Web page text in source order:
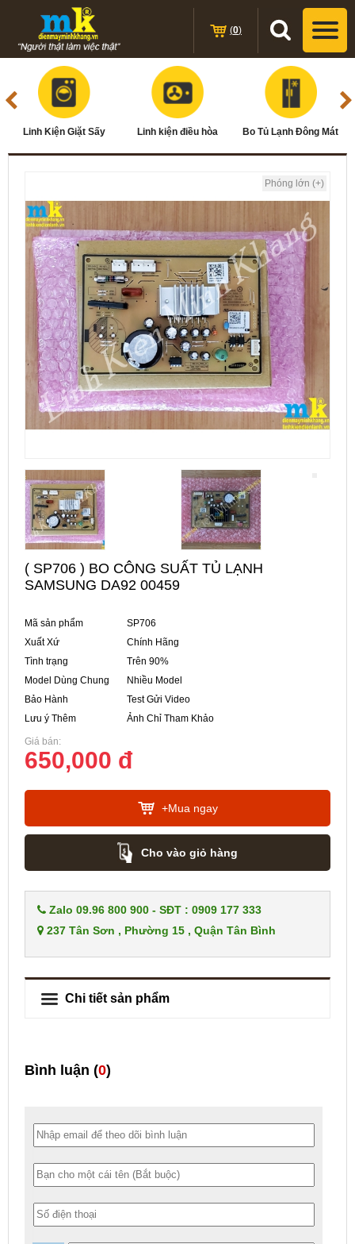
(0)
Linh Kiện Giặt Sấy Linh kiện điều hòa Bo Tủ Lạnh Đông Mát
Phóng lớn (+)
( SP706 ) BO CÔNG SUẤT TỦ LẠNH
SAMSUNG DA92 00459
Mã sản phẩm
SP706
Xuất Xứ
Chính Hãng
Tình trạng
Trên 90%
Model Dùng Chung
Nhiều Model
Bảo Hành
Test Gửi Video
Lưu ý Thêm
Ảnh Chỉ Tham Khảo
Giá bán:
650,000 đ
+Mua ngay
Cho vào giỏ hàng
Zalo 09.96 800 900 - SĐT : 0909 177 333
237 Tân Sơn , Phường 15 , Quận Tân Bình
Chi tiết sản phẩm
Bình luận (0)